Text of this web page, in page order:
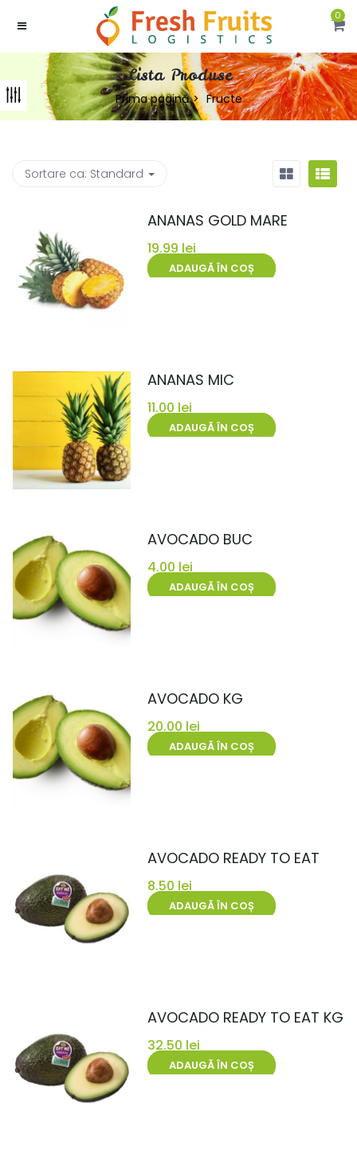
0
Lista Produse
Prima pagină Fructe
Sortare ca: Standard
ANANAS GOLD MARE
19.99 lei
ADAUGĂ ÎN COȘ
ANANAS MIC
11.00 lei
ADAUGĂ ÎN COȘ
AVOCADO BUC
4.00 lei
ADAUGĂ ÎN COȘ
AVOCADO KG
20.00 lei
ADAUGĂ ÎN COȘ
AVOCADO READY TO EAT
8.50 lei
ADAUGĂ ÎN COȘ
AVOCADO READY TO EAT KG
32.50 lei
ADAUGĂ ÎN COȘ